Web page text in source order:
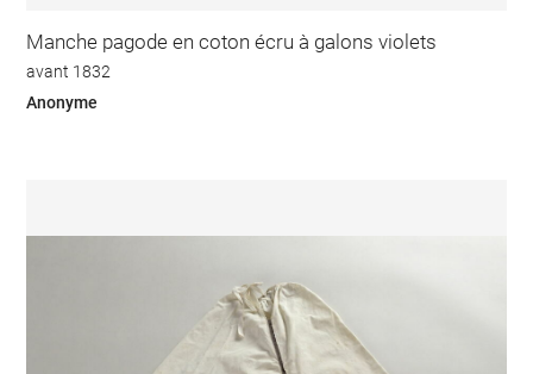
Manche pagode en coton écru à galons violets
avant 1832
Anonyme